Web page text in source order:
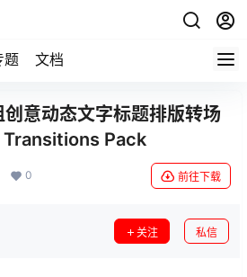
题 文档
意动态文字标题排版转场
Pack
0 前往下载
关注 私信